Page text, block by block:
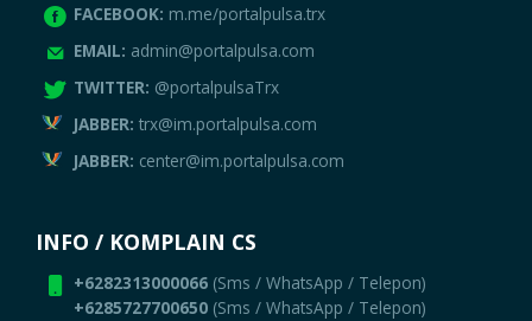
FACEBOOK: m.me/portalpulsa.trx
EMAIL: admin@portalpulsa.com
TWITTER: @portalpulsaTrx
JABBER:trx@im.portalpulsa.com
JABBER: center@im.portalpulsa.com
INFO / KOMPLAIN CS
+6282313000066 (Sms / WhatsApp / Telepon)
+6285727700650 (Sms / WhatsApp / Telepon)